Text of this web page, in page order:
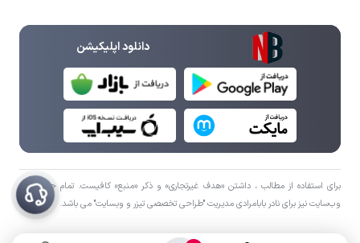
دانلود اپلیکیشن
برای استفاده از مطالب ، داشتن «هدف غیرتجاری» و ذکر «منبع» کافیست. تمام حقوق اين
وب‌سايت نیز برای نادر بابامرادی مدیریت "طراحی تخصصی تیزر و وبسایت" می باشد.